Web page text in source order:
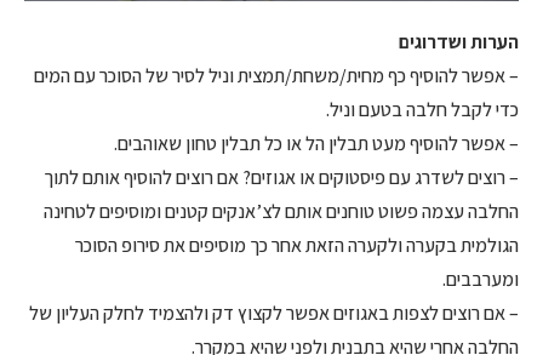
הערות ושדרוגים
– אפשר להוסיף כף מחית/משחת/תמצית וניל לסיר של הסוכר עם המים
כדי לקבל חלבה בטעם וניל.
– אפשר להוסיף מעט תבלין הל או כל תבלין טחון שאוהבים.
– רוצים לשדרג עם פיסטוקים או אגוזים? אם רוצים להוסיף אותם לתוך
החלבה עצמה פשוט טוחנים אותם לצ’אנקים קטנים ומוסיפים לטחינה
הגולמית בקערה ולקערה הזאת אחר כך מוסיפים את סירופ הסוכר
ומערבבים.
– אם רוצים לצפות באגוזים אפשר לקצוץ דק ולהצמיד לחלק העליון של
החלבה אחרי שהיא בתבנית ולפני שהיא במקרר.